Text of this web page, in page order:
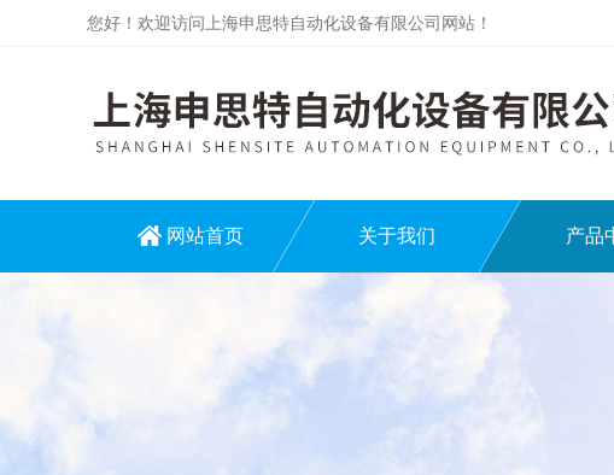
您好！欢迎访问上海申思特自动化设备有限公司网站！
网站首页 关于我们 产品